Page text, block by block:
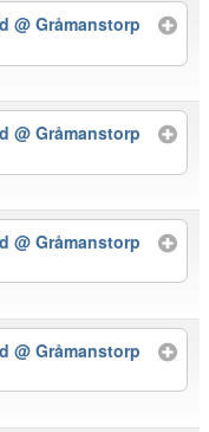
@ Gråmanstorp
@ Gråmanstorp
@ Gråmanstorp
@ Gråmanstorp